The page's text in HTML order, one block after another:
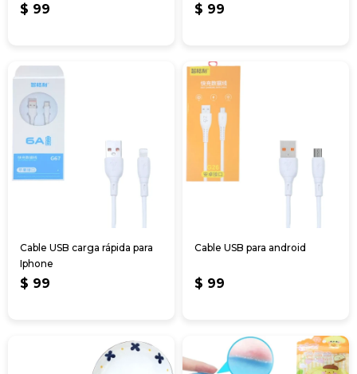
$ 99 $ 99
Cable USB carga rápida para
Iphone
$ 99
Cable USB para android
$ 99